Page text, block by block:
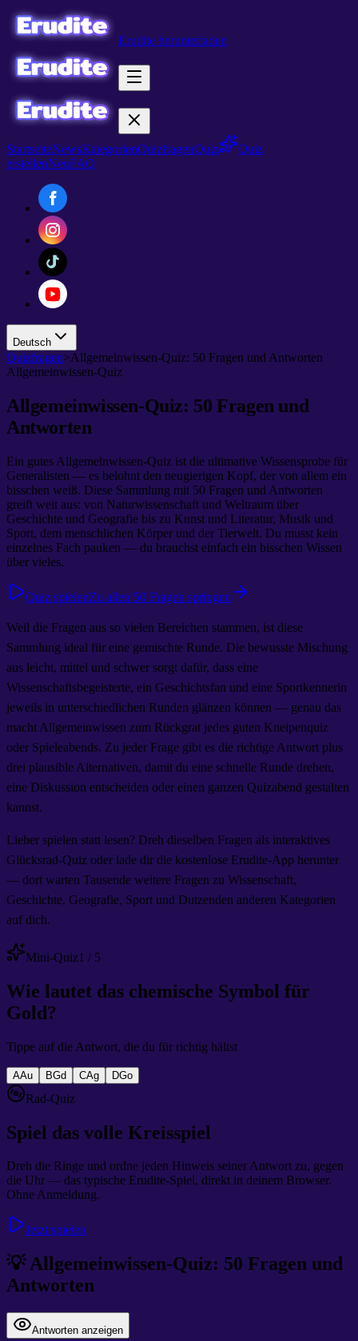
Erudite herunterladen
StartseiteNewsKategorienQuizfragenQuiz
Quiz
erstellenNeuFAQ
Deutsch
Quizfragen>Allgemeinwissen-Quiz: 50 Fragen und Antworten
Allgemeinwissen-Quiz
Allgemeinwissen-Quiz: 50 Fragen und
Antworten
Ein gutes Allgemeinwissen-Quiz ist die ultimative Wissensprobe für
Generalisten — es belohnt den neugierigen Kopf, der von allem ein
bisschen weiß. Diese Sammlung mit 50 Fragen und Antworten
greift weit aus: von Naturwissenschaft und Weltraum über
Geschichte und Geografie bis zu Kunst und Literatur, Musik und
Sport, dem menschlichen Körper und der Tierwelt. Du musst kein
einzelnes Fach pauken — du brauchst einfach ein bisschen Wissen
über vieles.
Quiz spielenZu allen 50 Fragen springen
Weil die Fragen aus so vielen Bereichen stammen, ist diese
Sammlung ideal für eine gemischte Runde. Die bewusste Mischung
aus leicht, mittel und schwer sorgt dafür, dass eine
Wissenschaftsbegeisterte, ein Geschichtsfan und eine Sportkennerin
jeweils in unterschiedlichen Runden glänzen können — genau das
macht Allgemeinwissen zum Rückgrat jedes guten Kneipenquiz
oder Spieleabends. Zu jeder Frage gibt es die richtige Antwort plus
drei plausible Alternativen, damit du eine schnelle Runde drehen,
eine Diskussion entscheiden oder einen ganzen Quizabend gestalten
kannst.
Lieber spielen statt lesen? Dreh dieselben Fragen als interaktives
Glücksrad-Quiz oder lade dir die kostenlose Erudite-App herunter
— dort warten Tausende weitere Fragen zu Wissenschaft,
Geschichte, Geografie, Sport und Dutzenden anderen Kategorien
auf dich.
Mini-Quiz1 / 5
Wie lautet das chemische Symbol für
Gold?
Tippe auf die Antwort, die du für richtig hältst
AAu BGd CAg DGo
Rad-Quiz
Spiel das volle Kreisspiel
Dreh die Ringe und ordne jeden Hinweis seiner Antwort zu, gegen
die Uhr — das typische Erudite-Spiel, direkt in deinem Browser.
Ohne Anmeldung.
Jetzt spielen
💡Allgemeinwissen-Quiz: 50 Fragen und
Antworten
Antworten anzeigen